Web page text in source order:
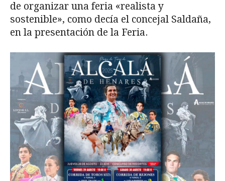
de organizar una feria «realista y
sostenible», como decía el concejal Saldaña,
en la presentación de la Feria.